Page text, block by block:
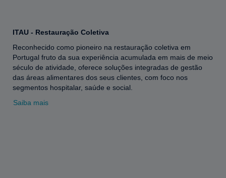
ITAU - Restauração Coletiva
Reconhecido como pioneiro na restauração coletiva em
Portugal fruto da sua experiência acumulada em mais de meio
século de atividade, oferece soluções integradas de gestão
das áreas alimentares dos seus clientes, com foco nos
segmentos hospitalar, saúde e social.
Saiba mais